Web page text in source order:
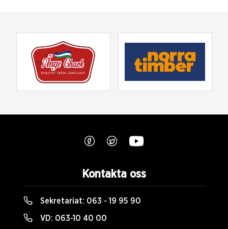
Kontakta oss
Sekretariat: 063 - 19 95 90
VD: 063-10 40 00